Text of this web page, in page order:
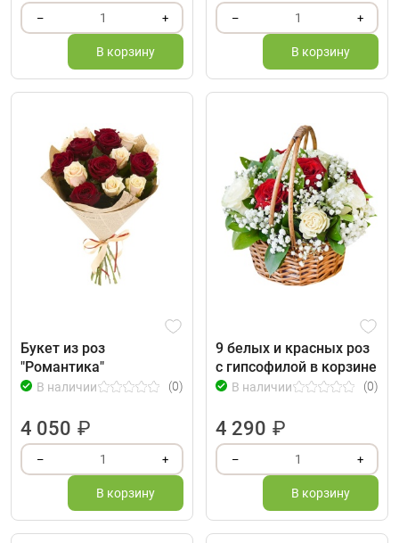
– 1 +
В корзину
– 1 +
В корзину
Букет из роз
"Романтика"
В наличии (0)
4 050 ₽
– 1 +
В корзину
9 белых и красных роз
с гипсофилой в корзине
В наличии (0)
4 290 ₽
– 1 +
В корзину